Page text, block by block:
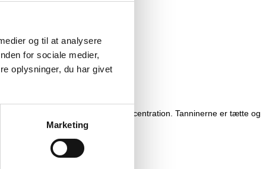
og til at analysere
for sociale medier,
oplysninger, du har givet
Marketing
Den har pæn fylde og høj koncentration. Tanninerne er tætte og